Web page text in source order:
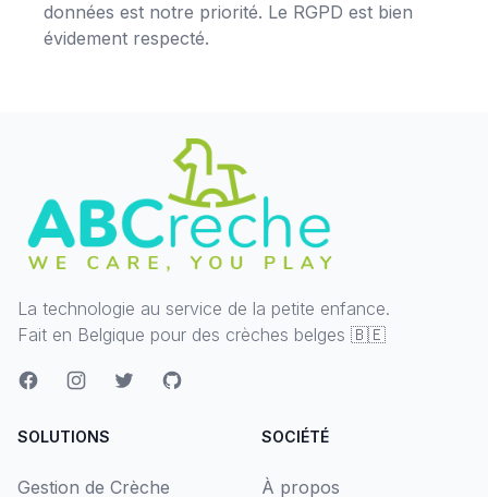
données est notre priorité. Le RGPD est bien
évidement respecté.
La technologie au service de la petite enfance.
Fait en Belgique pour des crèches belges 🇧🇪
SOLUTIONS
Gestion de Crèche
SOCIÉTÉ
À propos